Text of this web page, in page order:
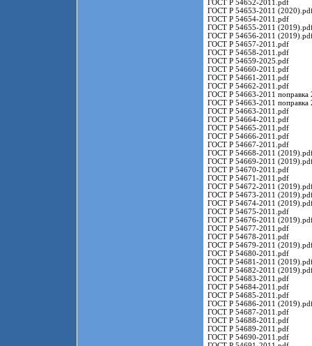
ГОСТ Р 54652-2011.pdf
ГОСТ Р 54653-2011
ГОСТ Р 54654-2011.pdf
ГОСТ Р 54655-2011
ГОСТ Р 54656-2011
ГОСТ Р 54657-2011.pdf
ГОСТ Р 54658-2011.pdf
ГОСТ Р 54659-2025.pdf
ГОСТ Р 54660-2011.pdf
ГОСТ Р 54661-2011.pdf
ГОСТ Р 54662-2011.pdf
ГОСТ Р 54663-2011 поправка
ГОСТ Р 54663-2011 поправка
ГОСТ Р 54663-2011.pdf
ГОСТ Р 54664-2011.pdf
ГОСТ Р 54665-2011.pdf
ГОСТ Р 54666-2011.pdf
ГОСТ Р 54667-2011.pdf
ГОСТ Р 54668-2011
ГОСТ Р 54669-2011
ГОСТ Р 54670-2011.pdf
ГОСТ Р 54671-2011.pdf
ГОСТ Р 54672-2011
ГОСТ Р 54673-2011
ГОСТ Р 54674-2011
ГОСТ Р 54675-2011.pdf
ГОСТ Р 54676-2011
ГОСТ Р 54677-2011.pdf
ГОСТ Р 54678-2011.pdf
ГОСТ Р 54679-2011
ГОСТ Р 54680-2011.pdf
ГОСТ Р 54681-2011
ГОСТ Р 54682-2011
ГОСТ Р 54683-2011.pdf
ГОСТ Р 54684-2011.pdf
ГОСТ Р 54685-2011.pdf
ГОСТ Р 54686-2011
ГОСТ Р 54687-2011.pdf
ГОСТ Р 54688-2011.pdf
ГОСТ Р 54689-2011.pdf
ГОСТ Р 54690-2011.pdf